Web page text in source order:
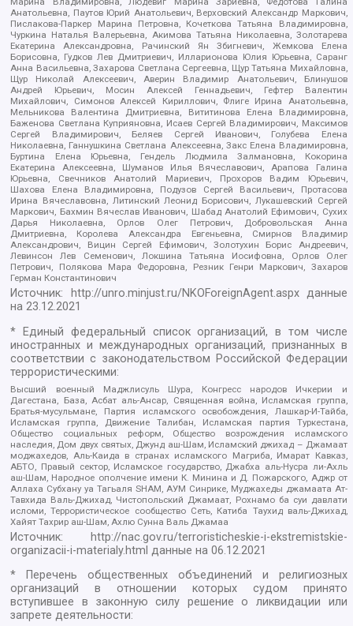
Анатольевна, Паутов Юрий Анатольевич, Верховский Александр Маркович,
Пислакова-Паркер Марина Петровна, Кочеткова Татьяна Владимировна,
Чуркина Наталья Валерьевна, Акимова Татьяна Николаевна, Золотарева
Екатерина Александровна, Рачинский Ян Збигневич, Жемкова Елена
Борисовна, Гудков Лев Дмитриевич, Илларионова Юлия Юрьевна, Саранг
Анна Васильевна, Захарова Светлана Сергеевна, Щур Татьяна Михайловна,
Щур Николай Алексеевич, Аверин Владимир Анатольевич, Блинушов
Андрей Юрьевич, Мосин Алексей Геннадьевич, Гефтер Валентин
Михайлович, Симонов Алексей Кириллович, Флиге Ирина Анатольевна,
Мельникова Валентина Дмитриевна, Вититинова Елена Владимировна,
Баженова Светлана Куприяновна, Исаев Сергей Владимирович, Максимов
Сергей Владимирович, Беляев Сергей Иванович, Голубева Елена
Николаевна, Ганнушкина Светлана Алексеевна, Закс Елена Владимировна,
Буртина Елена Юрьевна, Гендель Людмила Залмановна, Кокорина
Екатерина Алексеевна, Шуманов Илья Вячеславович, Арапова Галина
Юрьевна, Свечников Анатолий Мариевич, Прохоров Вадим Юрьевич,
Шахова Елена Владимировна, Подузов Сергей Васильевич, Протасова
Ирина Вячеславовна, Литинский Леонид Борисович, Лукашевский Сергей
Маркович, Бахмин Вячеслав Иванович, Шабад Анатолий Ефимович, Сухих
Дарья Николаевна, Орлов Олег Петрович, Добровольская Анна
Дмитриевна, Королева Александра Евгеньевна, Смирнов Владимир
Александрович, Вицин Сергей Ефимович, Золотухин Борис Андреевич,
Левинсон Лев Семенович, Локшина Татьяна Иосифовна, Орлов Олег
Петрович, Полякова Мара Федоровна, Резник Генри Маркович, Захаров
Герман Константинович
Источник: http://unro.minjust.ru/NKOForeignAgent.aspxданные
на23.12.2021
* Единый федеральный список организаций, в том числе
иностранных и международных организаций, признанных в
соответствии с законодательством Российской Федерации
террористическими:
Высший военный Маджлисуль Шура, Конгресс народов Ичкерии и
Дагестана, База, Асбат аль-Ансар, Священная война, Исламская группа,
Братья-мусульмане, Партия исламского освобождения, Лашкар-И-Тайба,
Исламская группа, Движение Талибан, Исламская партия Туркестана,
Общество социальных реформ, Общество возрождения исламского
наследия, Дом двух святых, Джунд аш-Шам, Исламский джихад – Джамаат
моджахедов, Аль-Каида в странах исламского Магриба, Имарат Кавказ,
АБТО, Правый сектор, Исламское государство, Джабха аль-Нусра ли-Ахль
аш-Шам, Народное ополчение имени К. Минина и Д. Пожарского, Аджр от
Аллаха Субхану уа Тагьаля SHAM, АУМ Синрике, Муджахеды джамаата Ат-
Тавхида Валь-Джихад, Чистопольский Джамаат, Рохнамо ба суи давлати
исломи, Террористическое сообщество Сеть, Катиба Таухид валь-Джихад,
Хайят Тахрир аш-Шам, Ахлю Сунна Валь Джамаа
Источник:
http://nac.gov.ru/terroristicheskie-i-ekstremistskie-
organizacii-i-materialy.html данные на06.12.2021
* Перечень общественных объединений и религиозных
организаций в отношении которых судом принято
вступившее в законную силу решение о ликвидации или
запрете деятельности: